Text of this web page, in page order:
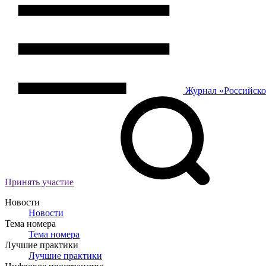
Журнал
Принять участие
Новости
Новости
Тема номера
Тема номера
Лучшие практики
Лучшие практики